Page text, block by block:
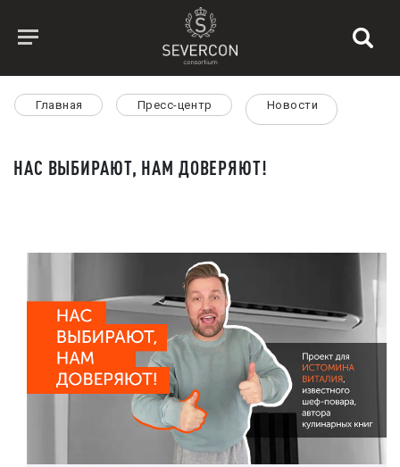
Главная Пресс-центр Новости
НАС ВЫБИРАЮТ, НАМ ДОВЕРЯЮТ!